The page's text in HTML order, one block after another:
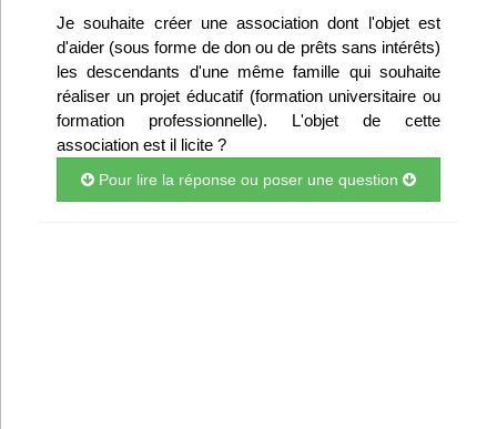
Partager
VieAsso
Infos
Je souhaite créer une association dont l'objet est
d'aider (sous forme de don ou de prêts sans intérêts)
les descendants d'une même famille qui souhaite
réaliser un projet éducatif (formation universitaire ou
formation professionnelle). L'objet de cette
association est il licite ?
Pour lire la réponse ou poser une question